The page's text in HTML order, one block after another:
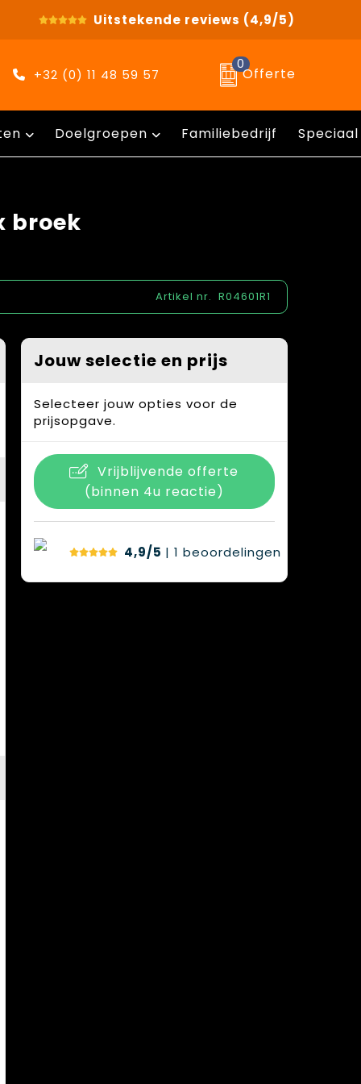
Uitstekende reviews (4,9/5)
+32 (0) 11 48 59 57
0
Offerte
Doelgroepen Familiebedrijf
broek
Artikel nr. R04601R1
Jouw selectie en prijs
Selecteer jouw opties voor de
prijsopgave.
Vrijblijvende offerte
(binnen 4u reactie)
4,9/5 | 1 beoordelingen